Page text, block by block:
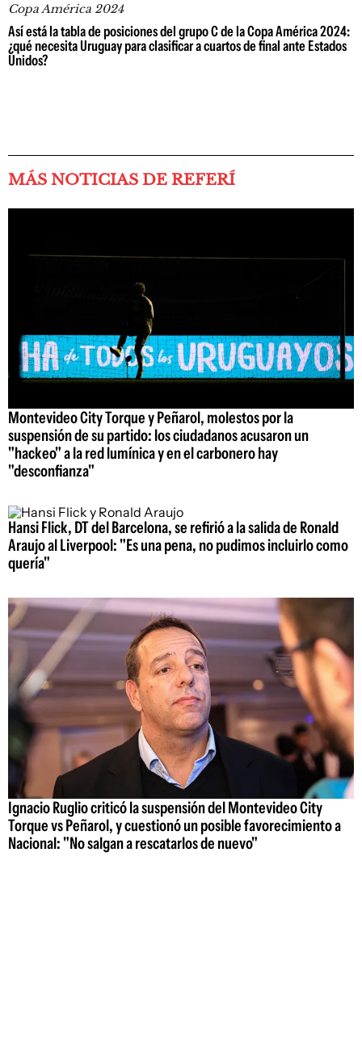
Copa América 2024
Así está la tabla de posiciones del grupo C de la Copa América 2024:
¿qué necesita Uruguay para clasificar a cuartos de final ante Estados
Unidos?
MÁS NOTICIAS DE REFERÍ
Montevideo City Torque y Peñarol, molestos por la
suspensión de su partido: los ciudadanos acusaron un
"hackeo" a la red lumínica y en el carbonero hay
"desconfianza"
Hansi Flick, DT del Barcelona, se refirió a la salida de Ronald
Araujo al Liverpool: "Es una pena, no pudimos incluirlo como
quería"
Ignacio Ruglio criticó la suspensión del Montevideo City
Torque vs Peñarol, y cuestionó un posible favorecimiento a
Nacional: "No salgan a rescatarlos de nuevo"